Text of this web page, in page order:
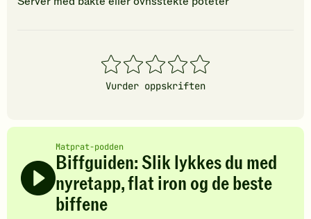
1
stjerner
2
stjerner
3
stjerner
4
stjerner
5
stjerner
Vurder oppskriften
Matprat-podden
Biffguiden: Slik lykkes du med
nyretapp, flat iron og de beste
biffene